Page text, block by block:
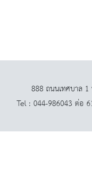
888 ถนนเทศบาล
Tel : 044-986043 ต่อ